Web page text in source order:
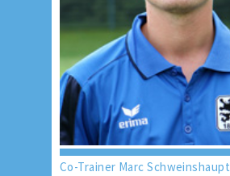
Co-Trainer Marc Schweinshaupt